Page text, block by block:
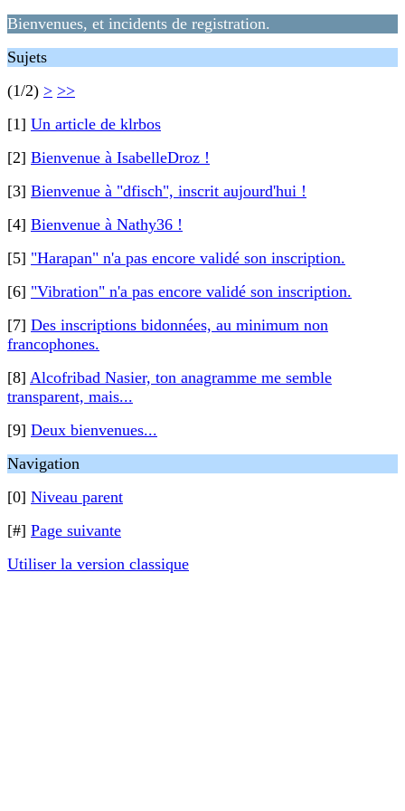
Bienvenues, et incidents de registration.
Sujets
(1/2) > >>
[1] Un article de klrbos
[2] Bienvenue à IsabelleDroz !
[3] Bienvenue à "dfisch", inscrit aujourd'hui !
[4] Bienvenue à Nathy36 !
[5] "Harapan" n'a pas encore validé son inscription.
[6] "Vibration" n'a pas encore validé son inscription.
[7] Des inscriptions bidonnées, au minimum non
francophones.
[8] Alcofribad Nasier, ton anagramme me semble
transparent, mais...
[9] Deux bienvenues...
Navigation
[0] Niveau parent
[#] Page suivante
Utiliser la version classique